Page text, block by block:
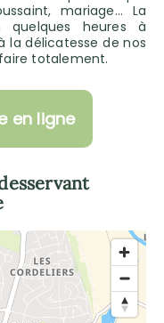
mariage… La
quelques heures à
la délicatesse de nos
totalement.
en ligne